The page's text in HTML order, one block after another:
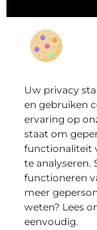
Uw privacy
en gebruiken
ervaring op
staat om
functionaliteit
te analyseren.
functioneren
meer
weten? Lees
eenvoudig.
Over
Bedrijf
“Ontdek
je zowel
Bij
kwalitatieve
verrijken en
Onze